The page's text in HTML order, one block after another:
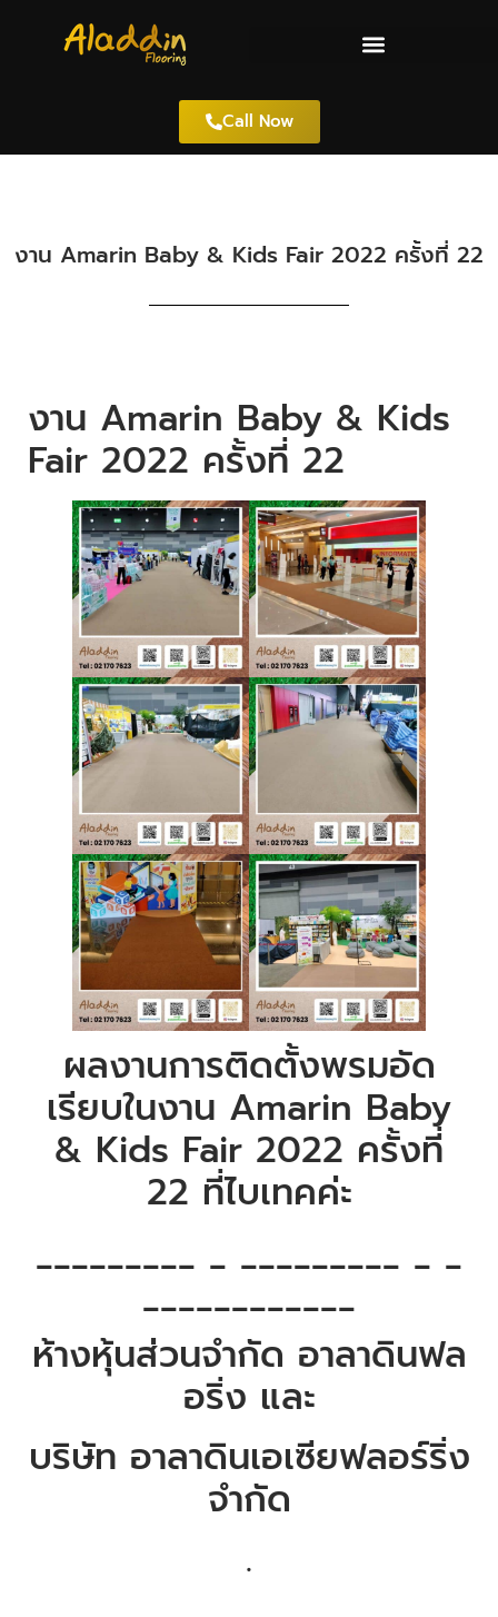
Call Now
งาน Amarin Baby & Kids Fair 2022 ครั้งที่ 22
งาน Amarin Baby & Kids
Fair 2022 ครั้งที่ 22
ผลงานการติดตั้งพรมอัด
เรียบในงาน Amarin Baby
& Kids Fair 2022 ครั้งที่
22 ที่ไบเทคค่ะ
_________ _ _________ _ _
____________
ห้างหุ้นส่วนจำกัด อาลาดินฟล
อริ่ง และ
บริษัท อาลาดินเอเซียฟลอร์ริ่ง
จำกัด
.